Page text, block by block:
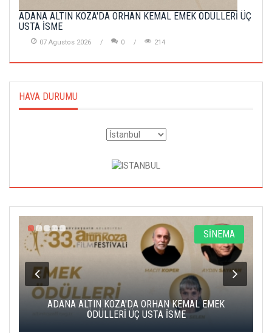
ADANA ALTIN KOZA'DA ORHAN KEMAL EMEK ÖDÜLLERİ ÜÇ
USTA İSME
07 Agustos 2026 0 214
HAVA DURUMU
SİNEMA
ADANA ALTIN KOZA'DA ORHAN KEMAL EMEK
ÖDÜLLERİ ÜÇ USTA İSME